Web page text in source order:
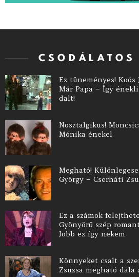
Ez tüneményes!
Már Papa – Így
dalt!
Nosztalgikus!
Mónika énekel
Megható!
György – Cserháti
Ez a számok
Gyönyörű szép
Jobb ez így nekem
Könnyeket csalt a
Zsuzsa megható dala